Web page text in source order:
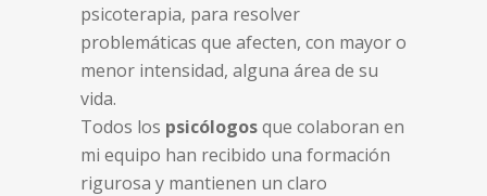
psicoterapia, para resolver
problemáticas que afecten, con mayor o
menor intensidad, alguna área de su
vida.
Todos los psicólogosque colaboran en
mi equipo han recibido una formación
rigurosa y mantienen un claro